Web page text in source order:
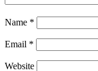
Name *
Email *
Website